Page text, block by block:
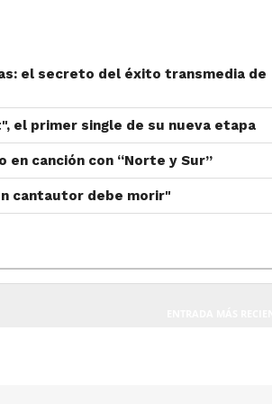
el secreto del éxito transmedia de
el primer single de su nueva etapa
en canción con “Norte y Sur”
cantautor debe morir"